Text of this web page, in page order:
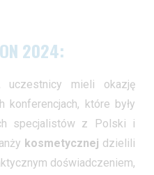
2024:
uczestnicy mieli okazję
konferencjach, które były
specjalistów z Polski i
kosmetycznej dzielili
doświadczeniem,